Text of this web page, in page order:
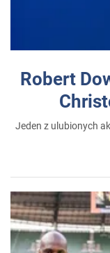
Robert
Jeden z ulubionych